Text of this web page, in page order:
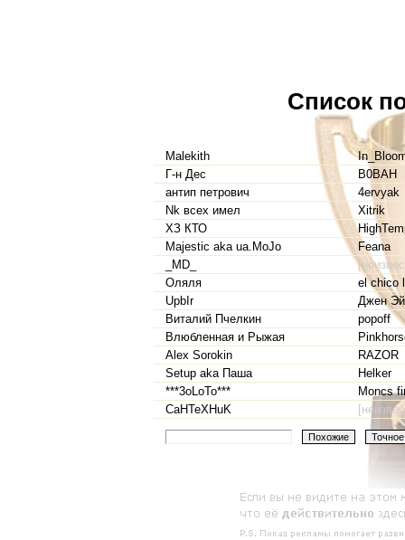
Список
Malekith
Г-н Дес
B0BAH
антип петрович
4ervyak
Nk всех имел
Xitrik
ХЗ КТО
Majestic aka ua.MoJo
Feana
_MD_
Оляля
el chico
UpbIr
Джен
Виталий Пчелкин
popoff
Влюбленная и Рыжая
Alex Sorokin
RAZOR
Setup aka Паша
Helker
***3oLoTo***
Moncs
CaHTeXHuK